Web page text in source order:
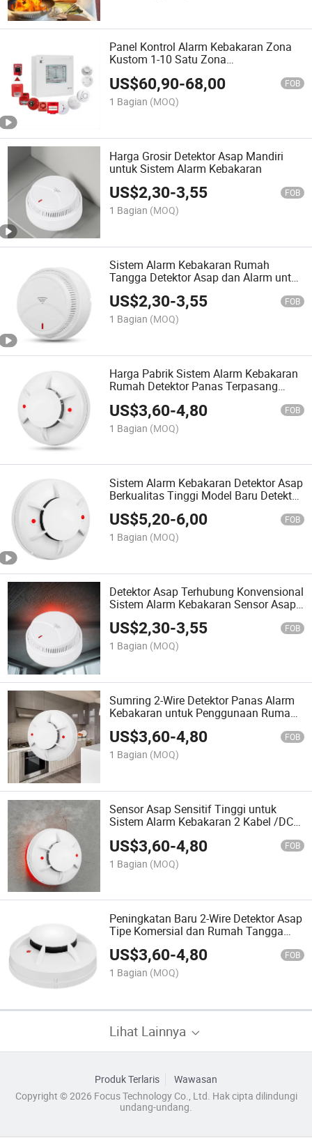
Panel Kontrol Alarm Kebakaran Zona
Kustom 1-10 Satu Zona
US$60,90-68,00 FOB
1 Bagian (MOQ)
Harga Grosir Detektor Asap Mandiri
untuk Sistem Alarm Kebakaran
US$2,30-3,55 FOB
1 Bagian (MOQ)
Sistem Alarm Kebakaran Rumah
Tangga Detektor Asap dan Alarm untuk
Penggunaan Rumah
US$2,30-3,55 FOB
1 Bagian (MOQ)
Harga Pabrik Sistem Alarm Kebakaran
Rumah Detektor Panas Terpasang
US$3,60-4,80 FOB
1 Bagian (MOQ)
Sistem Alarm Kebakaran Detektor Asap
Berkualitas Tinggi Model Baru Detektor
Asap Berbasis Kabel
US$5,20-6,00 FOB
1 Bagian (MOQ)
Detektor Asap Terhubung Konvensional
Sistem Alarm Kebakaran Sensor Asap
Rumah Detektor Asap Terhubung Dari
Pabrik
US$2,30-3,55 FOB
1 Bagian (MOQ)
Sumring 2-Wire Detektor Panas Alarm
Kebakaran untuk Penggunaan Rumah
Keamanan Kebakaran
US$3,60-4,80 FOB
1 Bagian (MOQ)
Sensor Asap Sensitif Tinggi untuk
Sistem Alarm Kebakaran 2 Kabel /DC
US$3,60-4,80 FOB
1 Bagian (MOQ)
Peningkatan Baru 2-Wire Detektor Asap
Tipe Komersial dan Rumah Tangga
Berkualitas Tinggi yang Indah
US$3,60-4,80 FOB
1 Bagian (MOQ)
Lihat Lainnya
Produk Terlaris
Wawasan
Copyright © 2026 Focus Technology Co., Ltd. Hak cipta dilindungi
undang-undang.